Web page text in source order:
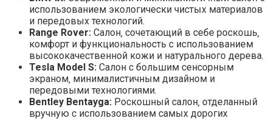
использованием экологически чистых материалов
и передовых технологий.
Range Rover: Салон‚ сочетающий в себе роскошь‚
комфорт и функциональность с использованием
высококачественной кожи и натурального дерева.
Tesla Model S: Салон с большим сенсорным
экраном‚ минималистичным дизайном и
передовыми технологиями.
Bentley Bentayga: Роскошный салон‚ отделанный
вручную с использованием самых дорогих